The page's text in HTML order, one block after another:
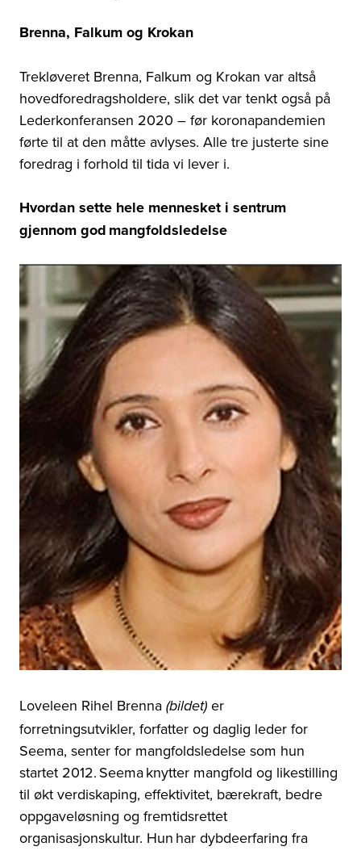
Brenna, Falkum og Krokan
Trekløveret Brenna, Falkum og Krokan var altså
hovedforedragsholdere, slik det var tenkt også på
Lederkonferansen 2020 – før koronapandemien
førte til at den måtte avlyses. Alle tre justerte sine
foredrag i forhold til tida vi lever i.
Hvordan sette hele mennesket i sentrum
gjennom god mangfoldsledelse
Loveleen Rihel Brenna (bildet) er
forretningsutvikler, forfatter og daglig leder for
Seema, senter for mangfoldsledelse som hun
startet 2012. Seema knytter mangfold og likestilling
til økt verdiskaping, effektivitet, bærekraft, bedre
oppgaveløsning og fremtidsrettet
organisasjonskultur. Hun har dybdeerfaring fra